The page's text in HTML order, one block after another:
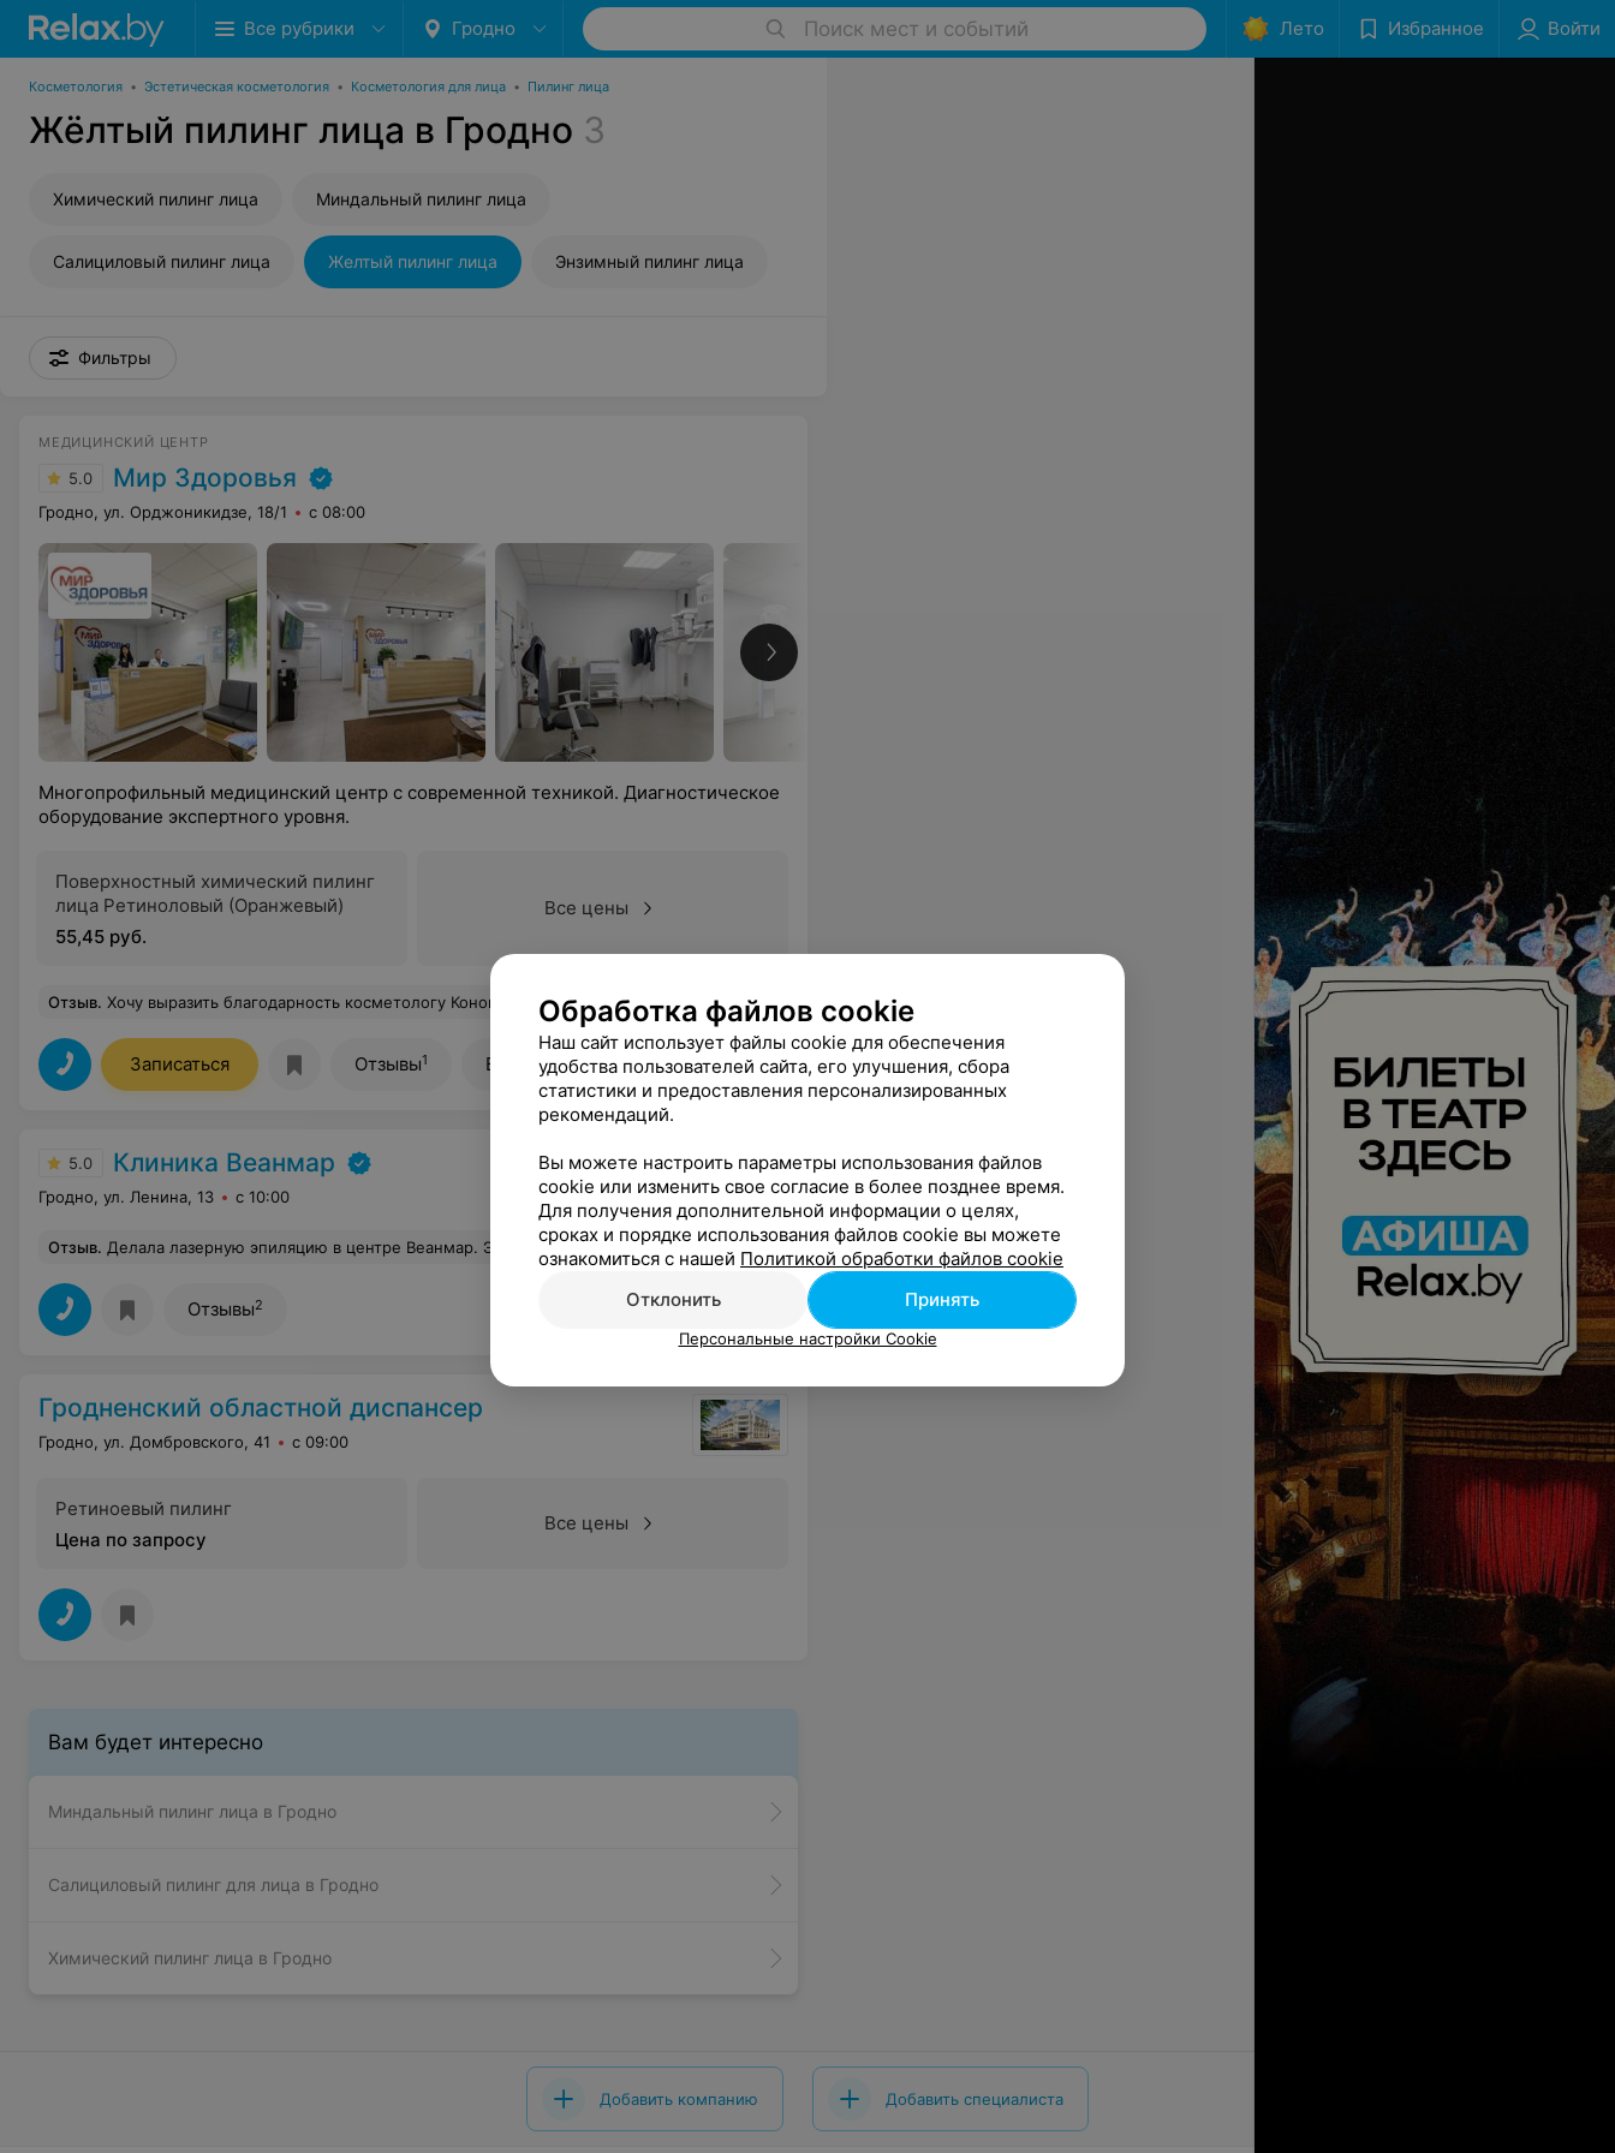
Все рубрики Гродно Поиск мест и событий Лето Избранное Войти
Косметология • Эстетическая косметология • Косметология для лица • Пилинг лица
Жёлтый пилинг лица в Гродно 3
Химический пилинг лица Миндальный пилинг лица
Салициловый пилинг лица Желтый пилинг лица Энзимный пилинг лица
Фильтры
МЕДИЦИНСКИЙ ЦЕНТР
5.0 Мир Здоровья
Гродно, ул. Орджоникидзе, 18/1 с 08:00
Многопрофильный медицинский центр с современной техникой. Диагностическое
оборудование экспертного уровня.
Поверхностный химический пилинг
лица Ретиноловый (Оранжевый)
55,45 руб.
Все цены
Отзыв. Хочу выразить благодарность косметологу Конопелько Галине Викторовне, за её профессионализм и внимательнее отношение. Еще
Записаться Отзывы1 Все цены
5.0 Клиника Веанмар
Гродно, ул. Ленина, 13 с 10:00
Отзыв. Делала лазерную эпиляцию в центре Веанмар. Эпиляция была проведена на александритовом лазере и результат уже после первой процедуры меня покорил, это абсолютно другого уровня лазер: мощный, без боли. Кому нужен результат — советую. Еще
Отзывы2
Гродненский областной диспансер
Гродно, ул. Домбровского, 41 с 09:00
Ретиноевый пилинг
Цена по запросу
Все цены
Вам будет интересно
Миндальный пилинг лица в Гродно
Салициловый пилинг для лица в Гродно
Химический пилинг лица в Гродно
Добавить компанию Добавить специалиста
Обработка файлов cookie
Наш сайт использует файлы cookie для обеспечения
удобства пользователей сайта, его улучшения, сбора
статистики и предоставления персонализированных
рекомендаций.
Вы можете настроить параметры использования файлов
cookie или изменить свое согласие в более позднее время.
Для получения дополнительной информации о целях,
сроках и порядке использования файлов cookie вы можете
ознакомиться с нашей Политикой обработки файлов cookie
Отклонить
Принять
Персональные настройки Cookie